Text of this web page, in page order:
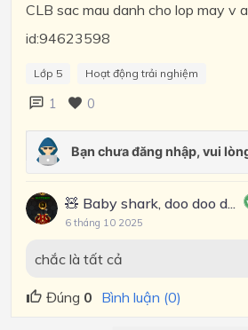
CLB sac mau danh cho lop may v a
id:94623598
Lớp 5 Hoạt động trải nghiệm
1 0
🧸 Baby shark, doo doo d...
6 tháng 10 2025
chắc là tất cả
Đúng 0 Bình luận (0)